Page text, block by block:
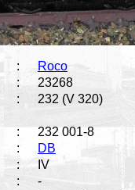
:
Roco
:
23268
: 232 (V 320)
:
232 001-8
:
DB
:
IV
:
-